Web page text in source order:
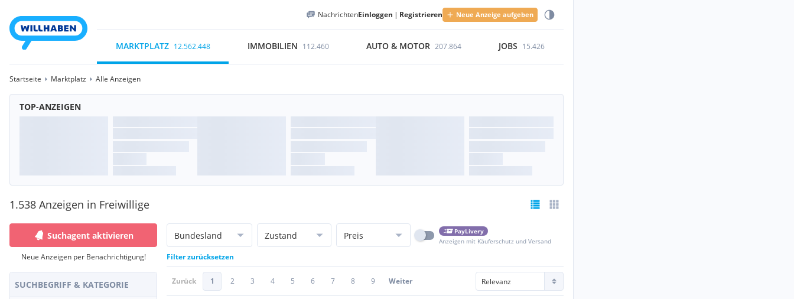
NachrichtenEinloggen | Registrieren Neue Anzeige aufgeben
MARKTPLATZ 12.562.448 IMMOBILIEN 112.460 AUTO & MOTOR 207.864 JOBS 15.426
Startseite Marktplatz Alle Anzeigen
TOP-ANZEIGEN
1.538 Anzeigen in Freiwillige
Suchagent aktivieren
Neue Anzeigen per Benachrichtigung!
SUCHBEGRIFF & KATEGORIE
Bundesland Zustand Preis
PayLivery
Anzeigen mit Käuferschutz und Versand
Filter zurücksetzen
Zurück 1 2 3 4 5 6 7 8 9 Weiter